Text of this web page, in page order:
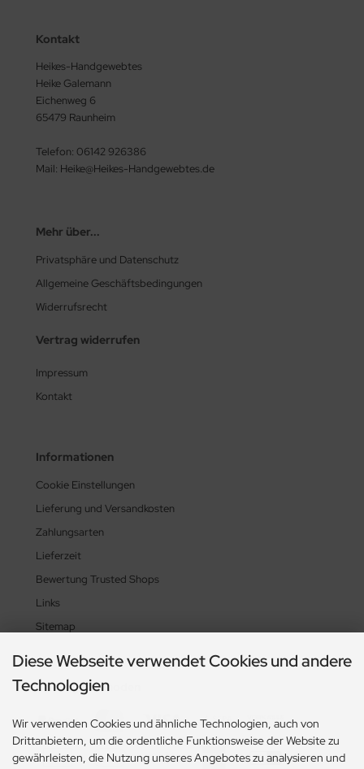
Kontakt
Heikes-Handgewebtes
Heike Galemann
Eichenweg 6
65479 Raunheim
Telefon: 06142 926386
Mail: Heike@Heikes-Handgewebtes.de
Mehr über...
Privatsphäre und Datenschutz
Allgemeine Geschäftsbedingungen
Widerrufsrecht
Vertrag widerrufen
Impressum
Kontakt
Informationen
Cookie Einstellungen
Lieferung und Versandkosten
Zahlungsarten
Lieferzeit
Bewertung Trusted Shops
Links
Sitemap
Zahlungsmethoden
Diese Webseite verwendet Cookies und andere
Technologien
Wir verwenden Cookies und ähnliche Technologien, auch von
Drittanbietern, um die ordentliche Funktionsweise der Website zu
gewährleisten, die Nutzung unseres Angebotes zu analysieren und